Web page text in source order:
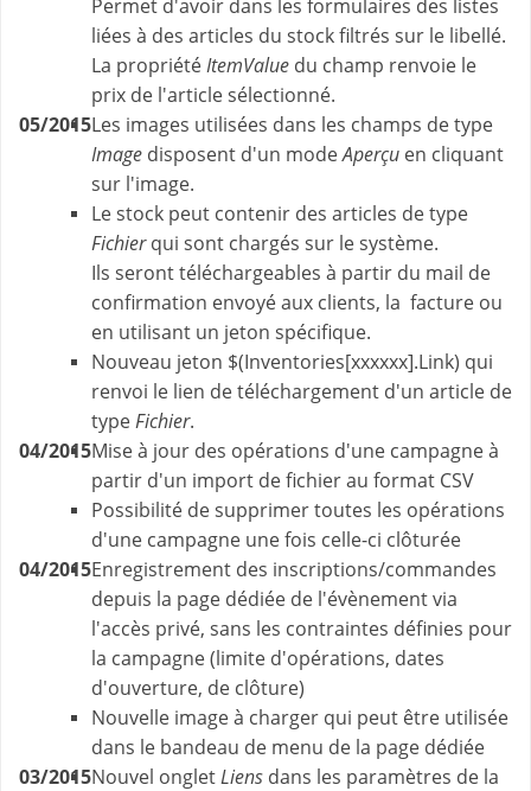
Permet d'avoir dans les formulaires des listes
liées à des articles du stock filtrés sur le libellé.
La propriétéItemValue du champ renvoie le
prix de l'article sélectionné.
05/2015Les images utilisées dans les champs de type
Image disposent d'un modeAperçu en cliquant
sur l'image.
Le stock peut contenir des articles de type
Fichierqui sont chargés sur le système.
Ils seront téléchargeables à partir du mail de
confirmation envoyé aux clients, la facture ou
en utilisant un jeton spécifique.
Nouveau jeton $(Inventories[xxxxxx].Link) qui
renvoi le lien de téléchargement d'un article de
typeFichier.
04/2015Mise à jour des opérations d'une campagne à
partir d'un import de fichier au format CSV
Possibilité de supprimer toutes les opérations
d'une campagne une fois celle-ci clôturée
04/2015Enregistrement des inscriptions/commandes
depuis la page dédiée de l'évènement via
l'accès privé, sans les contraintes définies pour
la campagne (limite d'opérations, dates
d'ouverture, de clôture)
Nouvelle image à charger qui peut être utilisée
dans le bandeau de menu de la page dédiée
03/2015Nouvel ongletLiens dans les paramètres de la